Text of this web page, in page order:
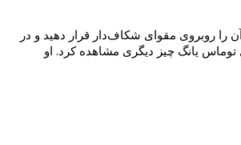
را روبروی مقوای شکاف‌دار قرار دهید و در
یانگ چیز دیگری مشاهده کرد. او